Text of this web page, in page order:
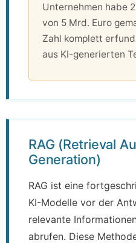
Unternehmen habe
von 5 Mrd. Euro
Zahl komplett
aus KI-generierten
RAG (Retrieval
Generation)
RAG ist eine
KI-Modelle vor der
relevante
abrufen. Diese